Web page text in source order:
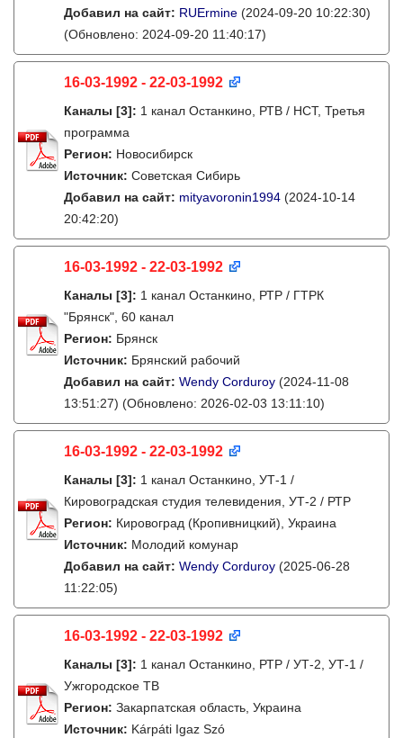
Добавил на сайт: RUErmine (2024-09-20 10:22:30)
(Обновлено: 2024-09-20 11:40:17)
16-03-1992 - 22-03-1992
Каналы [3]: 1 канал Останкино, РТВ / НСТ, Третья
программа
Регион: Новосибирск
Источник: Советская Сибирь
Добавил на сайт: mityavoronin1994 (2024-10-14
20:42:20)
16-03-1992 - 22-03-1992
Каналы [3]: 1 канал Останкино, РТР / ГТРК
"Брянск", 60 канал
Регион: Брянск
Источник: Брянский рабочий
Добавил на сайт: Wendy Corduroy (2024-11-08
13:51:27) (Обновлено: 2026-02-03 13:11:10)
16-03-1992 - 22-03-1992
Каналы [3]: 1 канал Останкино, УТ-1 /
Кировоградская студия телевидения, УТ-2 / РТР
Регион: Кировоград (Кропивницкий), Украина
Источник: Молодий комунар
Добавил на сайт: Wendy Corduroy (2025-06-28
11:22:05)
16-03-1992 - 22-03-1992
Каналы [3]: 1 канал Останкино, РТР / УТ-2, УТ-1 /
Ужгородское ТВ
Регион: Закарпатская область, Украина
Источник: Kárpáti Igaz Szó